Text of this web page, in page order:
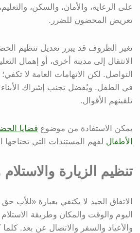
على الرعاية، والأمان، والسكن،
تعريض المحضون للضرر.
تغير الظروف قد يبرر تعديل تنظيم
الانتقال إلى مدينة أخرى، أو إهمال
التواصل. لكن الاتهامات العامة لا
في الطفل. ويُفضل تجنب إشراك الأبناء
تلقينهم الأقوال.
يمكن الاستفادة من موضوع قضايا
الأطفال لفهم المستندات التي تحتاجها
تنظيم الزيارة
الاتفاق الجيد لا يكتفي بعبارة «للأب
اليوم والوقت والمكان وطريقة
والأعياد والسفر والاتصال عن بعد.